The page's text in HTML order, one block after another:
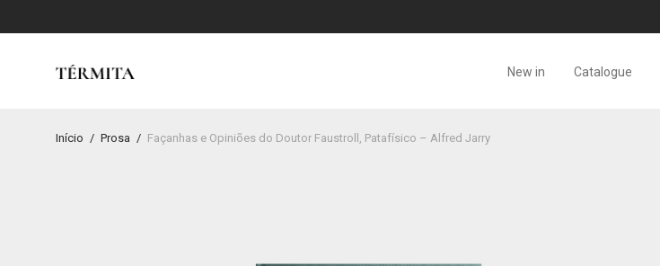
New in Catalogue
Início / Prosa / Façanhas e Opiniões do Doutor Faustroll, Patafísico – Alfred Jarry